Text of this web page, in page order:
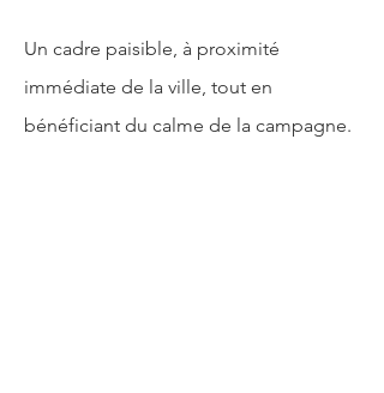
Un cadre paisible, à proximité
immédiate de la ville, tout en
bénéficiant du calme de la campagne.